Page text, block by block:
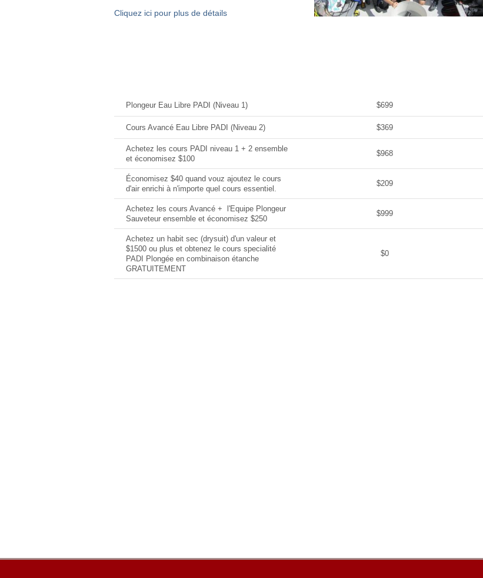
Cliquez ici pour plus de détails
Plongeur Eau Libre PADI (Niveau 1) $699
Cours Avancé Eau Libre PADI (Niveau 2) $369
Achetez les cours PADI niveau 1 + 2 ensemble
et économisez $100
$968
Économisez $40 quand vouz ajoutez le cours
d'air enrichi à n'importe quel cours essentiel.
$209
Achetez les cours Avancé + l'Equipe Plongeur
Sauveteur ensemble et économisez $250
$999
Achetez un habit sec (drysuit) d'un valeur et
$1500 ou plus et obtenez le cours specialité
PADI Plongée en combinaison étanche
GRATUITEMENT
$0